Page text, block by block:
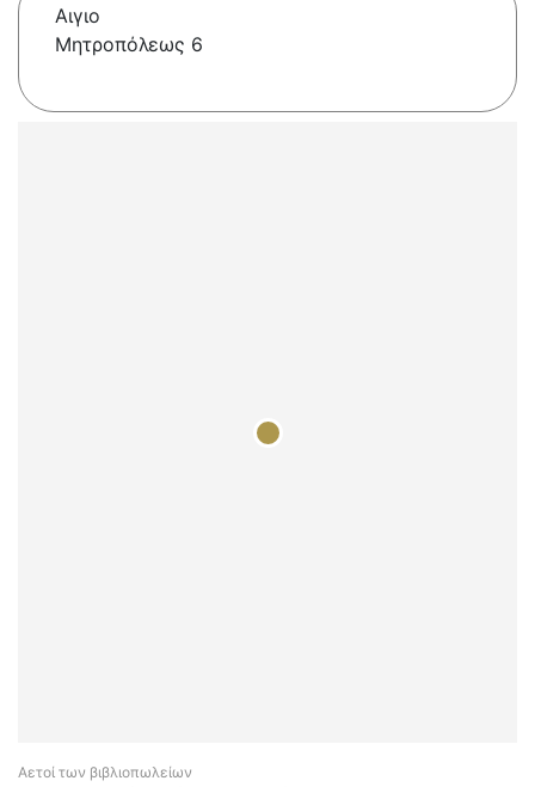
Αιγιο
Μητροπόλεως 6
Αετοί των βιβλιοπωλείων